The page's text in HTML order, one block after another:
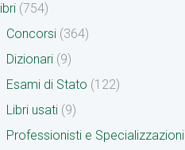
(754)
Concorsi (364)
Dizionari (9)
Esami di Stato (122)
Libri usati (9)
Professionisti e Specializzazioni